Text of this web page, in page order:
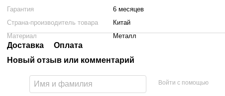
Гарантия
6 месяцев
Страна-производитель товара
Китай
Материал
Металл
Доставка
Оплата
Новый отзыв или комментарий
Войти с помощью